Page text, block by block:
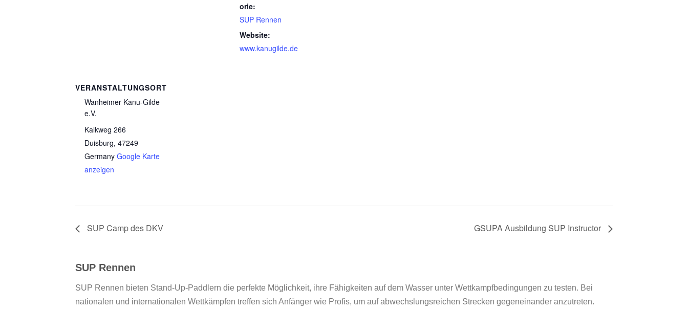
orie:
SUP Rennen
Website:
www.kanugilde.de
VERANSTALTUNGSORT
Wanheimer Kanu-Gilde
e.V.
Kalkweg 266
Duisburg, 47249
Germany Google Karte
anzeigen
SUP Camp des DKV GSUPA Ausbildung SUP Instructor
SUP Rennen
SUP Rennen bieten Stand-Up-Paddlern die perfekte Möglichkeit, ihre Fähigkeiten auf dem Wasser unter Wettkampfbedingungen zu testen. Bei
nationalen und internationalen Wettkämpfen treffen sich Anfänger wie Profis, um auf abwechslungsreichen Strecken gegeneinander anzutreten.